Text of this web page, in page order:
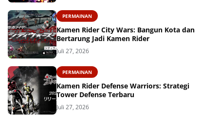
PERMAINAN
Kamen Rider City Wars: Bangun Kota dan
Bertarung Jadi Kamen Rider
Juli 27, 2026
PERMAINAN
Kamen Rider Defense Warriors: Strategi
Tower Defense Terbaru
Juli 27, 2026